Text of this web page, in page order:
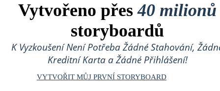
Vytvořeno přes40 milionů
storyboardů
K Vyzkoušení Není Potřeba Žádné Stahování,
Kreditní Karta a Žádné Přihlášení!
VYTVOŘIT MŮJ PRVNÍ STORYBOARD